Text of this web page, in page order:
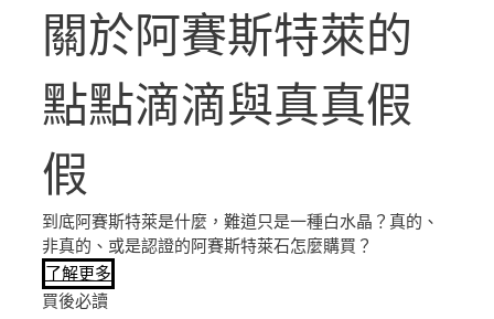
關於阿賽斯特萊的
點點滴滴與真真假
假
到底阿賽斯特萊是什麼，難道只是一種白水晶？真的、
非真的、或是認證的阿賽斯特萊石怎麼購買？
了解更多
買後必讀